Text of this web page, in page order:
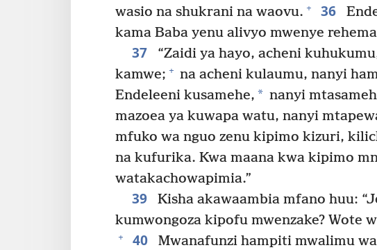
wasio na shukrani na waovu. + 36
kama Baba yenu alivyo mwenye
37
“Zaidi ya hayo, acheni
kamwe; + na acheni kulaumu, nanyi
Endeleeni kusamehe, * nanyi
mazoea ya kuwapa watu, nanyi
mfuko wa nguo zenu kipimo kizuri,
na kufurika. Kwa maana kwa kipimo
watakachowapimia.”
39
Kisha akawaambia mfano huu:
kumwongoza kipofu mwenzake? Wote
+ 40
Mwanafunzi hampiti mwalimu